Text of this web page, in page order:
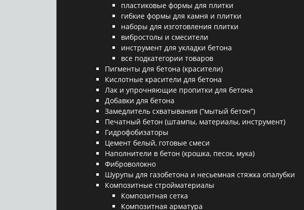
пластиковые формы для плитки
гибкие формы для камня и плитки
наборы для изготовления плитки
вибростолы и смесители
инструмент для укладки бетона
все подкатегории товаров
Пигменты для бетона (красители)
Кислотные красители для бетона
Лак и упрочняющие пропитки для бетона
Добавки для бетона
Замедлитель схватывания (“мытый бетон”)
Печатный бетон (штампы, материалы, инструмент)
Гидрофобизаторы
Цемент белый, готовые смеси
Наполнители в бетон (крошка, песок, мука)
Фиброволокно
Шурупы для газобетона и несьемная стяжка опалубки
Композитные стройматериалы
Композитная сетка
Композитная арматура